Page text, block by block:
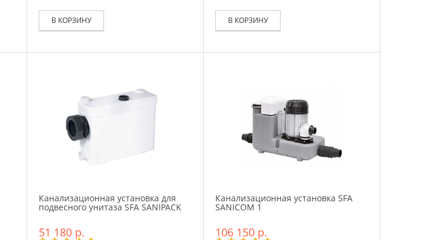
В КОРЗИНУ В КОРЗИНУ
Канализационная установка для
подвесного унитаза SFA SANIPACK
51 180 р.
Канализационная установка SFA
SANICOM 1
106 150 р.